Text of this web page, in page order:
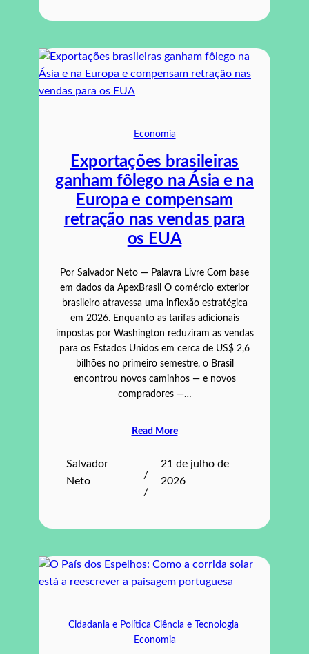
Economia
Exportações brasileiras
ganham fôlego na Ásia e na
Europa e compensam
retração nas vendas para
os EUA
Por Salvador Neto — Palavra Livre Com base
em dados da ApexBrasil O comércio exterior
brasileiro atravessa uma inflexão estratégica
em 2026. Enquanto as tarifas adicionais
impostas por Washington reduziram as vendas
para os Estados Unidos em cerca de US$ 2,6
bilhões no primeiro semestre, o Brasil
encontrou novos caminhos — e novos
compradores —…
Read More
Salvador
Neto
/
/
21 de julho de
2026
Cidadania e Política Ciência e Tecnologia
Economia